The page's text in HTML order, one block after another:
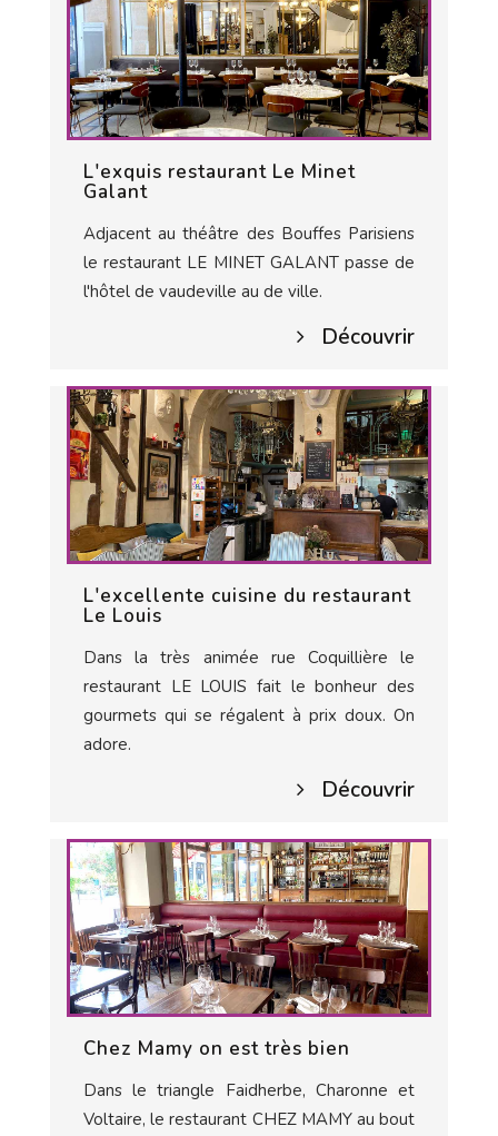
L'exquis restaurant Le Minet
Galant
Adjacent au théâtre des Bouffes Parisiens
le restaurant LE MINET GALANT passe de
l'hôtel de vaudeville au de ville.
Découvrir
L'excellente cuisine du restaurant
Le Louis
Dans la très animée rue Coquillière le
restaurant LE LOUIS fait le bonheur des
gourmets qui se régalent à prix doux. On
adore.
Découvrir
Chez Mamy on est très bien
Dans le triangle Faidherbe, Charonne et
Voltaire, le restaurant CHEZ MAMY au bout